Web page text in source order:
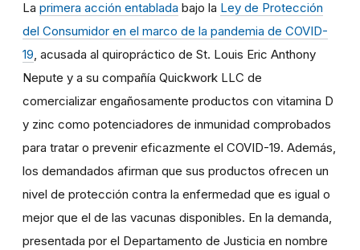
La primera acción entablada bajo la Ley de Protección
del Consumidor en el marco de la pandemia de COVID-
19, acusada al quiropráctico de St. Louis Eric Anthony
Nepute y a su compañía Quickwork LLC de
comercializar engañosamente productos con vitamina D
y zinc como potenciadores de inmunidad comprobados
para tratar o prevenir eficazmente el COVID-19. Además,
los demandados afirman que sus productos ofrecen un
nivel de protección contra la enfermedad que es igual o
mejor que el de las vacunas disponibles. En la demanda,
presentada por el Departamento de Justicia en nombre